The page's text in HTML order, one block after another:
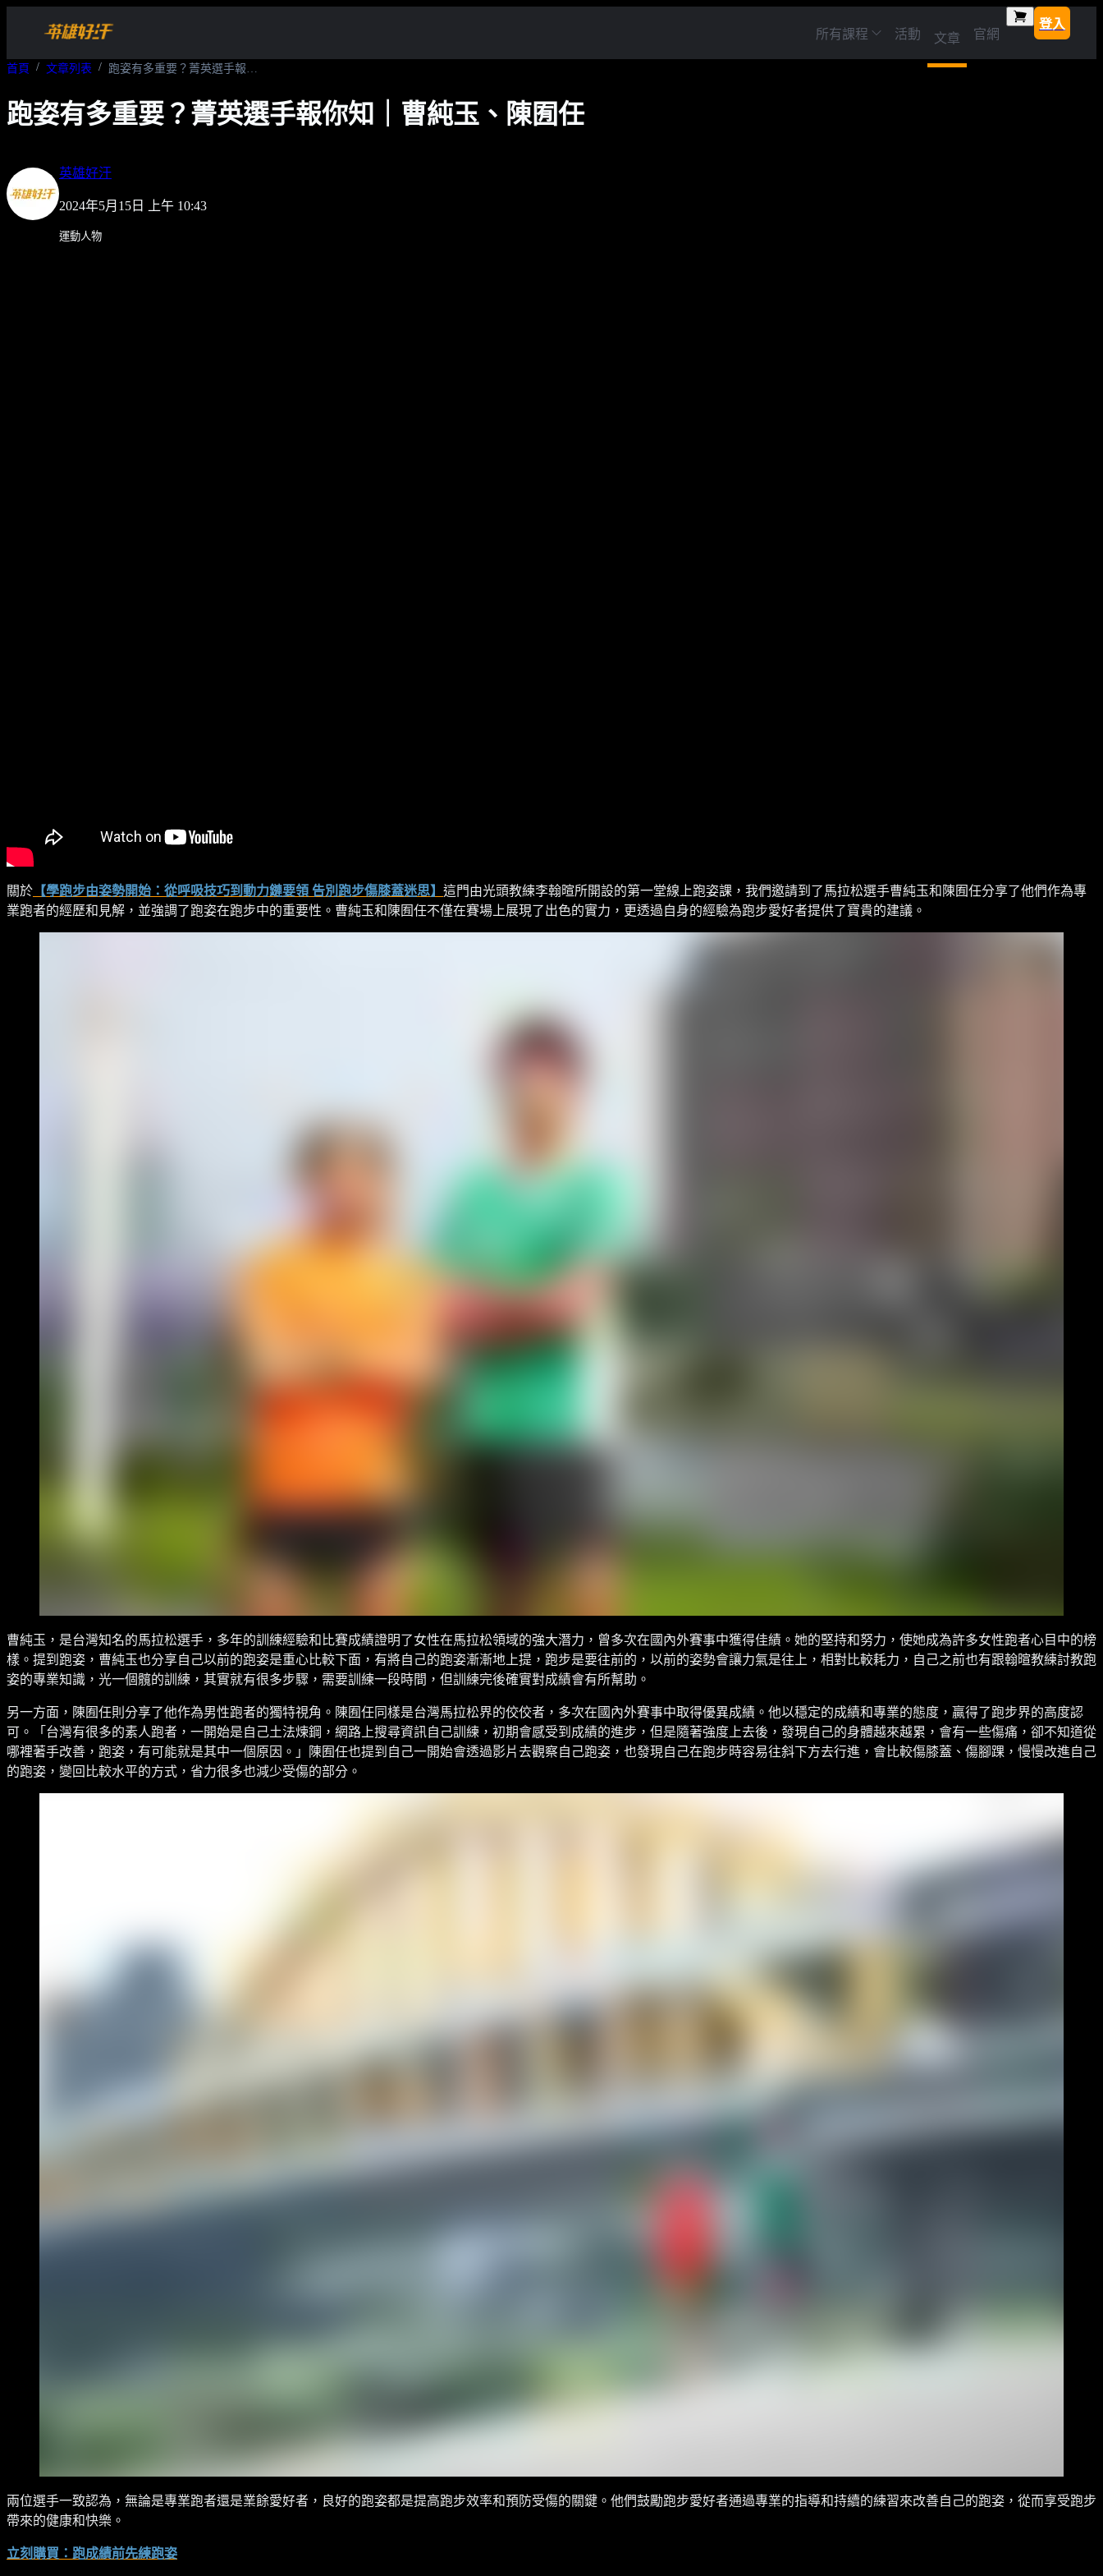
所有課程 活動 文章 官網
登入
首頁 文章列表 跑姿有多重要？菁英選手報你知｜曹純玉、陳囿任
跑姿有多重要？菁英選手報你知｜曹純玉、陳囿任
英雄好汗
2024年5月15日 上午 10:43
運動人物
關於 【學跑步由姿勢開始：從呼吸技巧到動力鏈要領 告別跑步傷膝蓋迷思】 這門由光頭教練李翰暄所開設的第一堂線上跑姿課，我們邀請到了馬拉松選手曹純玉和陳囿任分享了他們作為專
業跑者的經歷和見解，並強調了跑姿在跑步中的重要性。曹純玉和陳囿任不僅在賽場上展現了出色的實力，更透過自身的經驗為跑步愛好者提供了寶貴的建議。
曹純玉，是台灣知名的馬拉松選手，多年的訓練經驗和比賽成績證明了女性在馬拉松領域的強大潛力，曾多次在國內外賽事中獲得佳績。她的堅持和努力，使她成為許多女性跑者心目中的榜
樣。提到跑姿，曹純玉也分享自己以前的跑姿是重心比較下面，有將自己的跑姿漸漸地上提，跑步是要往前的，以前的姿勢會讓力氣是往上，相對比較耗力，自己之前也有跟翰暄教練討教跑
姿的專業知識，光一個髖的訓練，其實就有很多步驟，需要訓練一段時間，但訓練完後確實對成績會有所幫助。
另一方面，陳囿任則分享了他作為男性跑者的獨特視角。陳囿任同樣是台灣馬拉松界的佼佼者，多次在國內外賽事中取得優異成績。他以穩定的成績和專業的態度，贏得了跑步界的高度認
可。「台灣有很多的素人跑者，一開始是自己土法煉鋼，網路上搜尋資訊自己訓練，初期會感受到成績的進步，但是隨著強度上去後，發現自己的身體越來越累，會有一些傷痛，卻不知道從
哪裡著手改善，跑姿，有可能就是其中一個原因。」陳囿任也提到自己一開始會透過影片去觀察自己跑姿，也發現自己在跑步時容易往斜下方去行進，會比較傷膝蓋、傷腳踝，慢慢改進自己
的跑姿，變回比較水平的方式，省力很多也減少受傷的部分。
兩位選手一致認為，無論是專業跑者還是業餘愛好者，良好的跑姿都是提高跑步效率和預防受傷的關鍵。他們鼓勵跑步愛好者通過專業的指導和持續的練習來改善自己的跑姿，從而享受跑步
帶來的健康和快樂。
立刻購買：跑成績前先練跑姿